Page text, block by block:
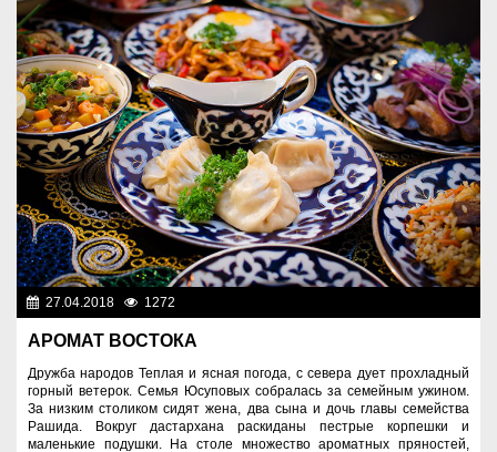
27.04.2018 1272
АРОМАТ ВОСТОКА
Дружба народов Теплая и ясная погода, с севера дует прохладный
горный ветерок. Семья Юсуповых собралась за семейным ужином.
За низким столиком сидят жена, два сына и дочь главы семейства
Рашида. Вокруг дастархана раскиданы пестрые корпешки и
маленькие подушки. На столе множество ароматных пряностей,